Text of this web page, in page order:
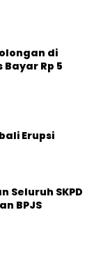
Rp 5
Erupsi
Seluruh SKPD
BPJS